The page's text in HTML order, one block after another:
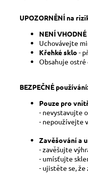
UPOZORNĚNÍ na
NENÍ
Uchovávejte
Křehké sklo -
Obsahuje ostré
BEZPEČNÉ používání:
Pouze pro
- nevystavujte
- nepoužívejte
Zavěšování a
- zavěšujte
- umísťujte
- ujistěte se, že